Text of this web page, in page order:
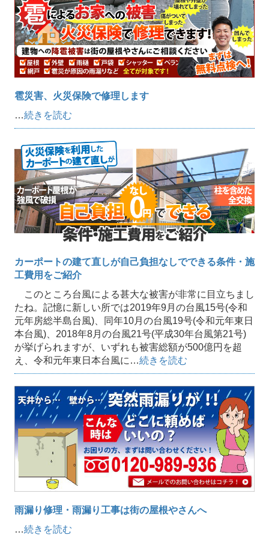
雹災害、火災保険で修理します
…続きを読む
カーポートの建て直しが自己負担なしでできる条件・施
工費用をご紹介
このところ台風による甚大な被害が非常に目立ちまし
たね。記憶に新しい所では2019年9月の台風15号(令和
元年房総半島台風)、同年10月の台風19号(令和元年東日
本台風)、2018年8月の台風21号(平成30年台風第21号)
が挙げられますが、いずれも被害総額が500億円を超
え、令和元年東日本台風に…続きを読む
雨漏り修理・雨漏り工事は街の屋根やさんへ
…続きを読む